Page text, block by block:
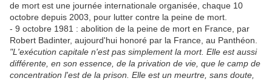
de mort est une journée internationale organisée, chaque 10
octobre depuis 2003, pour lutter contre la peine de mort.
- 9 octobre 1981 : abolition de la peine de mort en France, par
Robert Badinter, aujourd'hui honoré par la France, au Panthéon.
"L'exécution capitale n'est pas simplement la mort. Elle est aussi
différente, en son essence, de la privation de vie, que le camp de
concentration l'est de la prison. Elle est un meurtre, sans doute,